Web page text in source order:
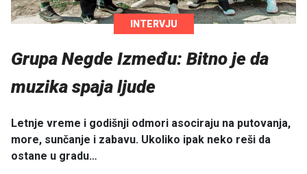
INTERVJU
Grupa Negde Između: Bitno je da
muzika spaja ljude
Letnje vreme i godišnji odmori asociraju na putovanja,
more, sunčanje i zabavu. Ukoliko ipak neko reši da
ostane u gradu…